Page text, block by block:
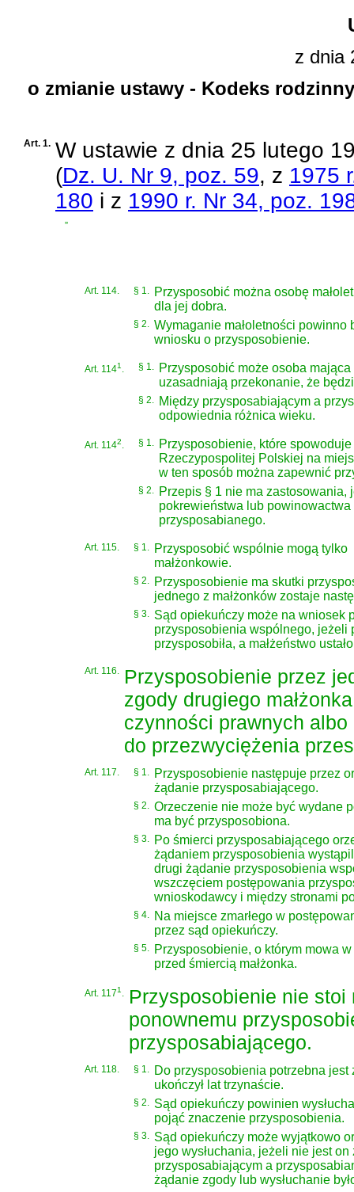
z dnia
o zmianie ustawy - Kodeks
Art. 1. W ustawie z dnia 25 lutego
(Dz. U. Nr 9, poz. 59, z 1975
180 i z 1990 r. Nr 34, poz.
„
Art. 114. § 1. Przysposobić można osobę
dla jej dobra.
§ 2. Wymaganie małoletności powinno
wniosku o przysposobienie.
Art. 1141 . § 1. Przysposobić może osoba
uzasadniają przekonanie, że
§ 2. Między przysposabiającym a
odpowiednia różnica wieku.
Art. 1142. § 1. Przysposobienie, które
Rzeczypospolitej Polskiej na
w ten sposób można zapewnić
§ 2. Przepis § 1 nie ma
pokrewieństwa lub
przysposabianego.
Art. 115. § 1. Przysposobić wspólnie mogą tylko
małżonkowie.
§ 2. Przysposobienie ma skutki
jednego z małżonków zostaje
§ 3. Sąd opiekuńczy może na wniosek
przysposobienia wspólnego, jeżeli
przysposobiła, a małżeństwo
Art. 116. Przysposobienie przez
zgody drugiego
czynności prawnych
do przezwyciężenia
Art. 117. § 1. Przysposobienie następuje przez
żądanie przysposabiającego.
§ 2. Orzeczenie nie może być wydane
ma być przysposobiona.
§ 3. Po śmierci przysposabiającego
żądaniem przysposobienia
drugi żądanie przysposobienia
wszczęciem postępowania
wnioskodawcy i między stronami
§ 4. Na miejsce zmarłego w
przez sąd opiekuńczy.
§ 5. Przysposobienie, o którym mowa
przed śmiercią małżonka.
Art. 1171 . Przysposobienie nie stoi
ponownemu
przysposabiającego.
Art. 118. § 1. Do przysposobienia potrzebna
ukończył lat trzynaście.
§ 2. Sąd opiekuńczy powinien
pojąć znaczenie przysposobienia.
§ 3. Sąd opiekuńczy może wyjątkowo
jego wysłuchania, jeżeli nie jest
przysposabiającym a
żądanie zgody lub wysłuchanie